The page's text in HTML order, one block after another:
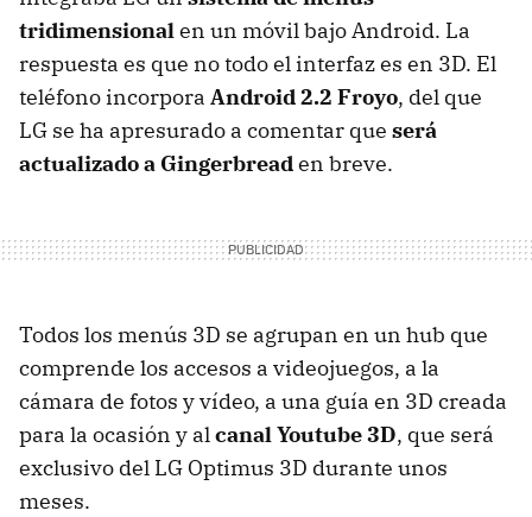
tridimensionalen un móvil bajo Android. La
respuesta es que no todo el interfaz es en 3D. El
teléfono incorpora Android 2.2 Froyo, del que
LG se ha apresurado a comentar que será
actualizado a Gingerbreaden breve.
Todos los menús 3D se agrupan en un hub que
comprende los accesos a videojuegos, a la
cámara de fotos y vídeo, a una guía en 3D creada
para la ocasión y alcanal Youtube 3D, que será
exclusivo del LG Optimus 3D durante unos
meses.